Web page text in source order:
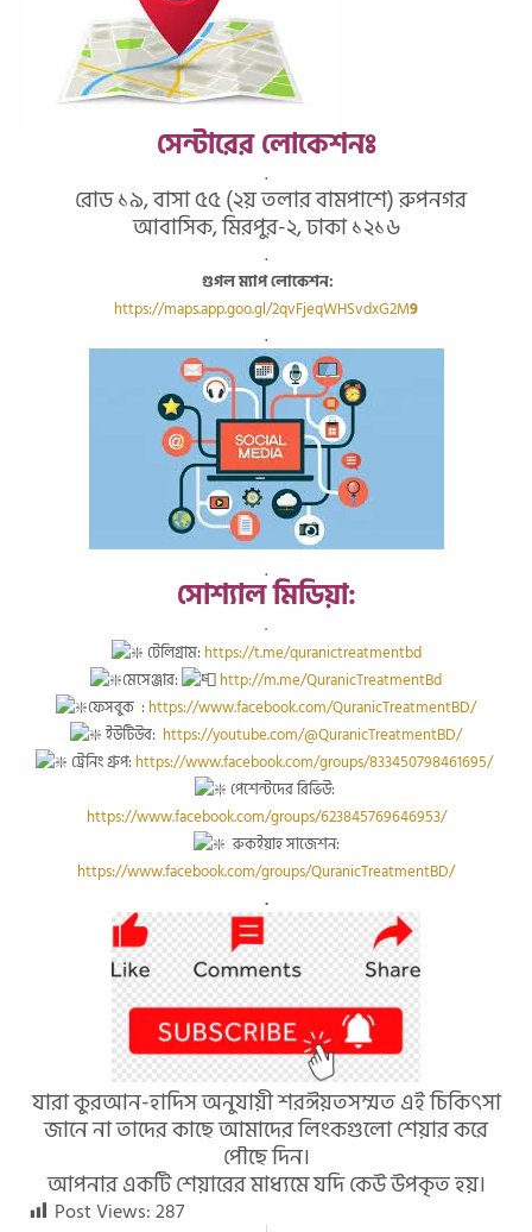
সেন্টারের লোকেশনঃ
.
রোড ১৯, বাসা ৫৫ (২য় তলার বামপাশে) রুপনগর
আবাসিক, মিরপুর-২, ঢাকা ১২১৬
.
গুগল ম্যাপ লোকেশন:
https://maps.app.goo.gl/2qvFjeqWHSvdxG2M9
.
.
সোশ্যাল মিডিয়া:
.
টেলিগ্রাম:https://t.me/quranictreatmentbd
মেসেঞ্জার:
http://m.me/QuranicTreatmentBd
ফেসবুক :https://www.facebook.com/QuranicTreatmentBD/
ইউটিউব: https://youtube.com/@QuranicTreatmentBD/
ট্রেনিং গ্রুপ:https://www.facebook.com/groups/833450798461695/
পেশেন্টদের রিভিউ:
https://www.facebook.com/groups/623845769646953/
রুকইয়াহ সাজেশন:
https://www.facebook.com/groups/QuranicTreatmentBD/
.
যারা কুরআন-হাদিস অনুযায়ী শরঈয়তসম্মত এই চিকিৎসা
জানে না তাদের কাছে আমাদের লিংকগুলো শেয়ার করে
পৌছে দিন।
আপনার একটি শেয়ারের মাধ্যমে যদি কেউ উপকৃত হয়।
Post Views: 287